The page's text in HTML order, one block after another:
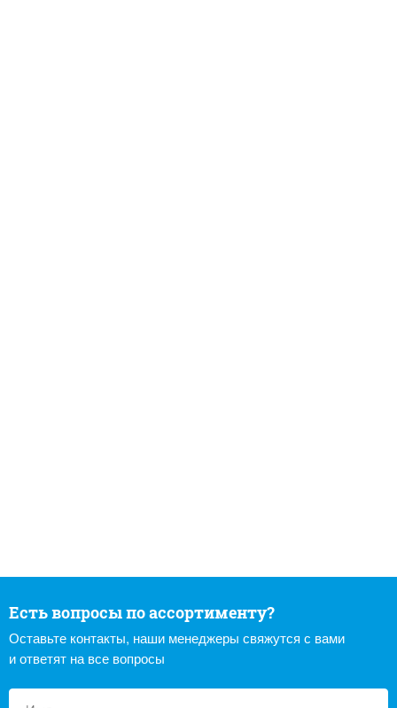
Есть вопросы по ассортименту?
Оставьте контакты, наши менеджеры свяжутся с вами
и ответят на все вопросы